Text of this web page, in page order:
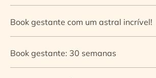
Book gestante com um astral incrível!
Book gestante: 30 semanas